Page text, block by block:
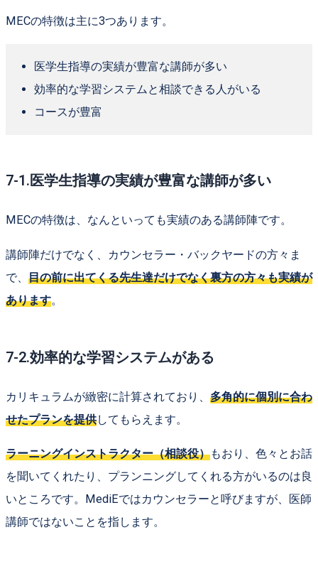
MECの特徴は主に3つあります。
医学生指導の実績が豊富な講師が多い
効率的な学習システムと相談できる人がいる
コースが豊富
7-1.医学生指導の実績が豊富な講師が多い
MECの特徴は、なんといっても実績のある講師陣です。
講師陣だけでなく、カウンセラー・バックヤードの方々ま
で、 目の前に出てくる先生達だけでなく裏方の方々も実績が
あります。
7-2.効率的な学習システムがある
カリキュラムが緻密に計算されており、 多角的に個別に合わ
せたプランを提供してもらえます。
ラーニングインストラクター（相談役）もおり、色々とお話
を聞いてくれたり、プランニングしてくれる方がいるのは良
いところです。MediEではカウンセラーと呼びますが、医師
講師ではないことを指します。